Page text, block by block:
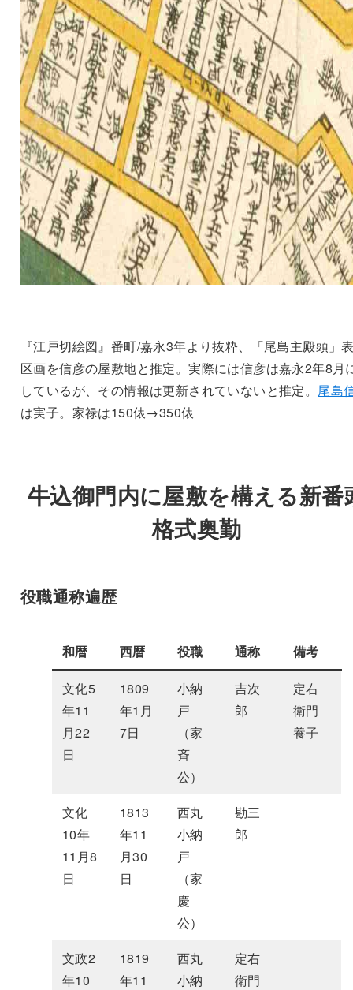
『江戸切絵図』番町/嘉永3年より抜粋、「尾島主殿頭」
区画を信彦の屋敷地と推定。実際には信彦は嘉永2年8月
しているが、その情報は更新されていないと推定。 尾島
は実子。家禄は150俵→350俵
牛込御門内に屋敷を構える新番
格式奥勤
役職通称遍歴
和暦 西暦 役職 通称 備考
文化5
年11
月22
日
1809
年1月
7日
小納
戸
（家
斉
公）
吉次
郎
定右
衛門
養子
文化
10年
11月8
日
1813
年11
月30
日
西丸
小納
戸
（家
慶
公）
勘三
郎
文政2
年10
1819
年11
西丸
小納
定右
衛門